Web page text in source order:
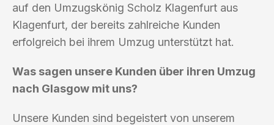
auf den Umzugskönig Scholz Klagenfurt aus
Klagenfurt, der bereits zahlreiche Kunden
erfolgreich bei ihrem Umzug unterstützt hat.
Was sagen unsere Kunden über ihren Umzug
nach Glasgow mit uns?
Unsere Kunden sind begeistert von unserem